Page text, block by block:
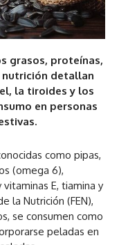
grasos, proteínas,
nutrición detallan
la tiroides y los
en personas
como pipas,
(omega 6),
E, tiamina y
la Nutrición (FEN),
se consumen como
peladas en